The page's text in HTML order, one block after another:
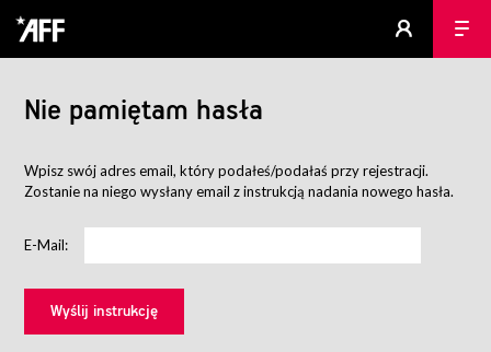
Nie pamiętam hasła
Wpisz swój adres email, który podałeś/podałaś przy rejestracji.
Zostanie na niego wysłany email z instrukcją nadania nowego hasła.
E-Mail: